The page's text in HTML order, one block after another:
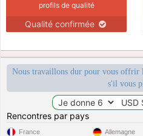
profils de qualité
Qualité confirmée
Nous travaillons dur pour vous offrir
s'il vous
Rencontres par pays
France Allemagne